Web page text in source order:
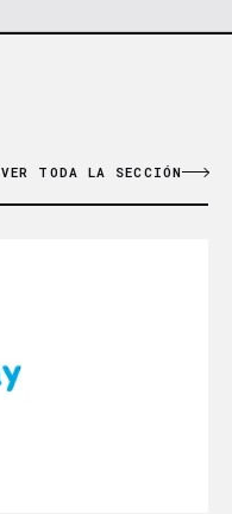
VER TODA LA SECCIÓN